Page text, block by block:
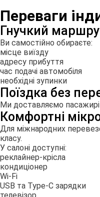
Переваги
Гнучкий
Ви самостійно обираєте:
місце виїзду
адресу прибуття
час подачі автомобіля
необхідні зупинки
Поїздка без
Ми доставляємо
Комфортні
Для міжнародних
класу.
У салоні доступні:
реклайнер-крісла
кондиціонер
Wi-Fi
USB та Type-C зарядки